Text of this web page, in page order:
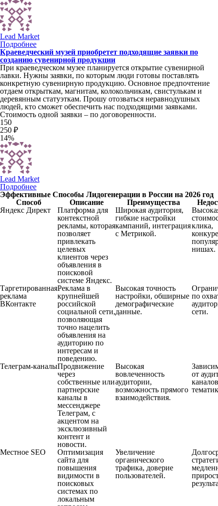
Lead Market
Подробнее
Краеведческий музей приобретет подходящие заявки по
созданию сувенирной продукции
При краеведческом музее планируется открытие сувенирной
лавки. Нужны заявки, по которым люди готовы поставлять
конкретную сувенирную продукцию. Основное предпочтение
отдаем открыткам, магнитам, колокольчикам, свистулькам и
деревянным статуэткам. Прошу отозваться неравнодушных
людей, кто сможет обеспечить нас подходящими заявками.
Стоимость одной заявки – по договоренности.
150
250 ₽
14%
Lead Market
Подробнее
Эффективные Способы Лидогенерации в России на 2026 год
Способ
Описание Преимущества
Яндекс Директ
Платформа для
контекстной
рекламы, которая
позволяет
привлекать
целевых
клиентов через
объявления в
поисковой
системе Яндекс.
Широкая аудитория,
гибкие настройки
кампаний, интеграция
с Метрикой.
клика,
нишах.
Таргетированная
реклама
ВКонтакте
Реклама в
крупнейшей
российской
социальной сети,
позволяющая
точно нацелить
объявления на
аудиторию по
интересам и
поведению.
Высокая точность
настройки, обширные
демографические
данные.
по
сети.
Телеграм-каналыПродвижение
через
собственные или
партнерские
каналы в
мессенджере
Телеграм, с
акцентом на
эксклюзивный
контент и
новости.
Высокая
вовлеченность
аудитории,
возможность прямого
взаимодействия.
от
Местное SEO
Оптимизация
сайта для
повышения
видимости в
поисковых
системах по
локальным
Увеличение
органического
трафика, доверие
пользователей.